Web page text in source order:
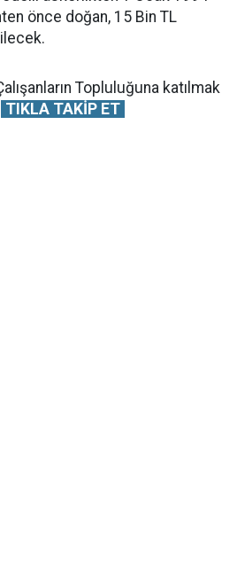
önce doğan, 15 Bin TL
Topluluğuna katılmak
TIKLA TAKİP ET